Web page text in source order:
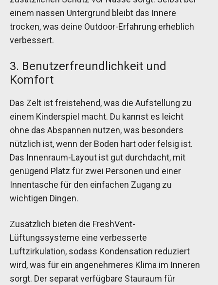
einem nassen Untergrund bleibt das Innere
trocken, was deine Outdoor-Erfahrung erheblich
verbessert.
3. Benutzerfreundlichkeit und
Komfort
Das Zelt ist freistehend, was die Aufstellung zu
einem Kinderspiel macht. Du kannst es leicht
ohne das Abspannen nutzen, was besonders
nützlich ist, wenn der Boden hart oder felsig ist.
Das Innenraum-Layout ist gut durchdacht, mit
genügend Platz für zwei Personen und einer
Innentasche für den einfachen Zugang zu
wichtigen Dingen.
Zusätzlich bieten die FreshVent-
Lüftungssysteme eine verbesserte
Luftzirkulation, sodass Kondensation reduziert
wird, was für ein angenehmeres Klima im Inneren
sorgt. Der separat verfügbare Stauraum für